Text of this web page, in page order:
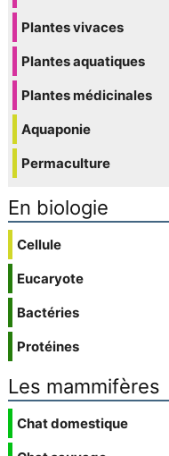
Plantes vivaces
Plantes aquatiques
Plantes médicinales
Aquaponie
Permaculture
En biologie
Cellule
Eucaryote
Bactéries
Protéines
Les mammifères
Chat domestique